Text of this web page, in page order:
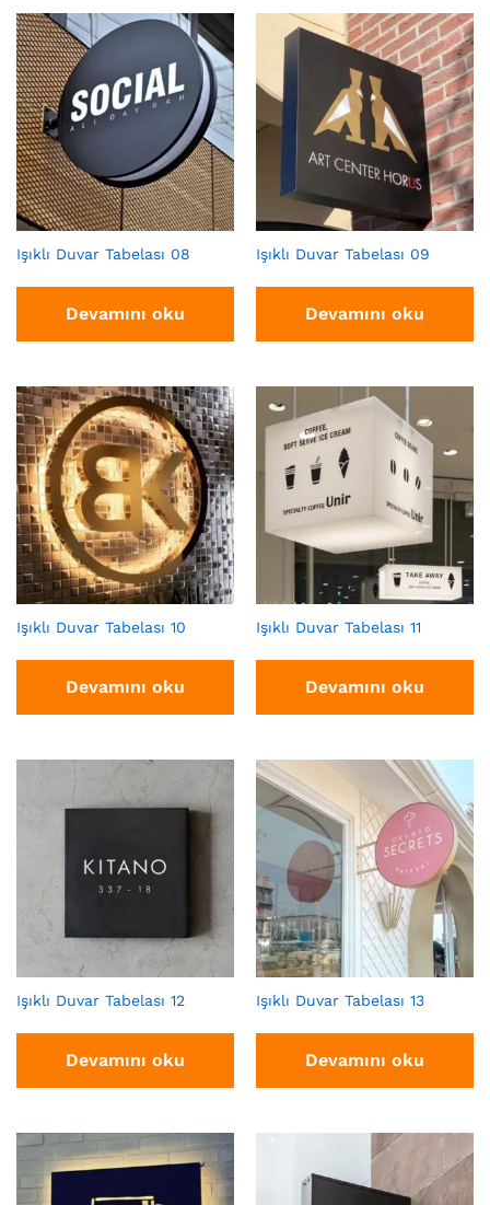
Işıklı Duvar Tabelası 08
Devamını oku
Işıklı Duvar Tabelası 09
Devamını oku
Işıklı Duvar Tabelası 10
Devamını oku
Işıklı Duvar Tabelası 11
Devamını oku
Işıklı Duvar Tabelası 12
Devamını oku
Işıklı Duvar Tabelası 13
Devamını oku